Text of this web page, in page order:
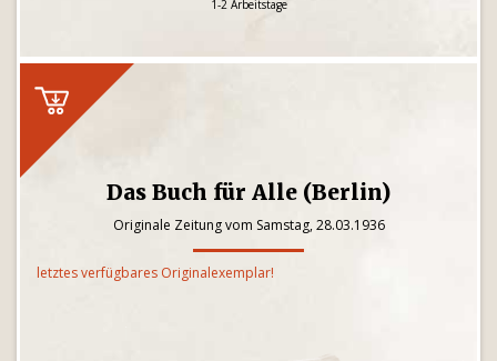
1-2 Arbeitstage
Das Buch für Alle (Berlin)
Originale Zeitung vom Samstag, 28.03.1936
letztes verfügbares Originalexemplar!